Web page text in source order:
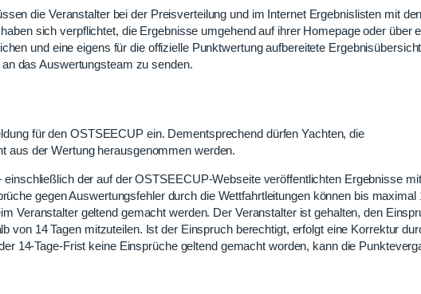
die Veranstalter bei der Preisverteilung und im Internet Ergebnislisten mit den
sich verpflichtet, die Ergebnisse umgehend auf ihrer Homepage oder über
und eine eigens für die offizielle Punktwertung aufbereitete
das Auswertungsteam zu senden.
für den OSTSEECUP ein. Dementsprechend dürfen Yachten, die
aus der Wertung herausgenommen werden.
der auf der OSTSEECUP-Webseite veröffentlichten Ergebnisse
gegen Auswertungsfehler durch die Wettfahrtleitungen können bis maximal
Veranstalter geltend gemacht werden. Der Veranstalter ist gehalten, den
von 14 Tagen mitzuteilen. Ist der Einspruch berechtigt, erfolgt eine Korrektur
14-Tage-Frist keine Einsprüche geltend gemacht worden, kann die